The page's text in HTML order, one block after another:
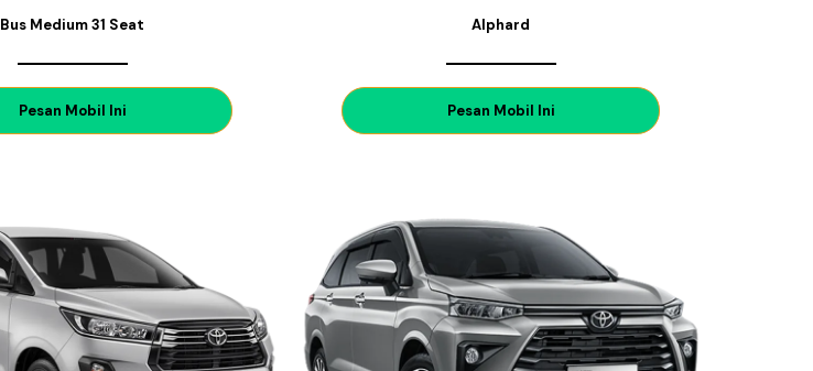
Bus Medium 31 Seat
Pesan Mobil Ini
Alphard
Pesan Mobil Ini